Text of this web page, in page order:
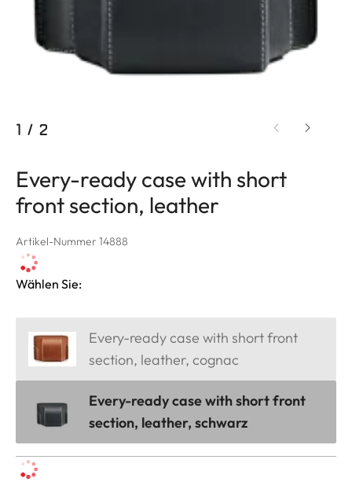
1 / 2
Every-ready case with short
front section, leather
Artikel-Nummer 14888
Wählen Sie:
Every-ready case with short front
section, leather, cognac
Every-ready case with short front
section, leather, schwarz